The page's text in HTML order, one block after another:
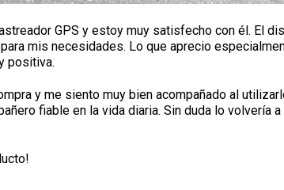
GPS y estoy muy satisfecho con él. El
mis necesidades. Lo que aprecio
positiva.
y me siento muy bien acompañado al
fiable en la vida diaria. Sin duda lo volvería